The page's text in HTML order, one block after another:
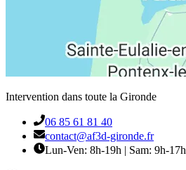
Intervention dans toute la Gironde
06 85 61 81 40
contact@af3d-gironde.fr
Lun-Ven: 8h-19h | Sam: 9h-17h